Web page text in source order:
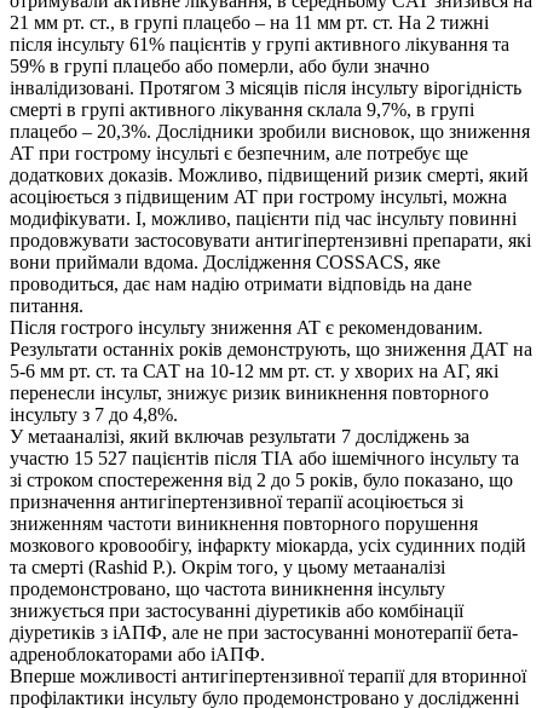
21 мм рт. ст., в групі плацебо – на 11 мм рт. ст. На 2 тижні
після інсульту 61% пацієнтів у групі активного лікування та
59% в групі плацебо або померли, або були значно
інвалідизовані. Протягом 3 місяців після інсульту вірогідність
смерті в групі активного лікування склала 9,7%, в групі
плацебо – 20,3%. Дослідники зробили висновок, що зниження
AT при гострому інсульті є безпечним, але потребує ще
додаткових доказів. Можливо, підвищений ризик смерті, який
асоціюється з підвищеним AT при гострому інсульті, можна
модифікувати. І, можливо, пацієнти під час інсульту повинні
продовжувати застосовувати антигіпертензивні препарати, які
вони приймали вдома. Дослідження COSSACS, яке
проводиться, дає нам надію отримати відповідь на дане
питання.
Після гострого інсульту зниження AT є рекомендованим.
Результати останніх років демонструють, що зниження ДAT на
5-6 мм рт. ст. та САТ на 10-12 мм рт. ст. у хворих на АГ, які
перенесли інсульт, знижує ризик виникнення повторного
інсульту з 7 до 4,8%.
У метааналізі, який включав результати 7 досліджень за
участю 15 527 пацієнтів після ТІА або ішемічного інсульту та
зі строком спостереження від 2 до 5 років, було показано, що
призначення антигіпертензивної терапії асоціюється зі
зниженням частоти виникнення повторного порушення
мозкового кровообігу, інфаркту міокарда, усіх судинних подій
та смерті (Rashid P.). Окрім того, у цьому метааналізі
продемонстровано, що частота виникнення інсульту
знижується при застосуванні діуретиків або комбінації
діуретиків з іАПФ, але не при застосуванні монотерапії бета-
адреноблокаторами або іАПФ.
Вперше можливості антигіпертензивної терапії для вторинної
профілактики інсульту було продемонстровано у дослідженні